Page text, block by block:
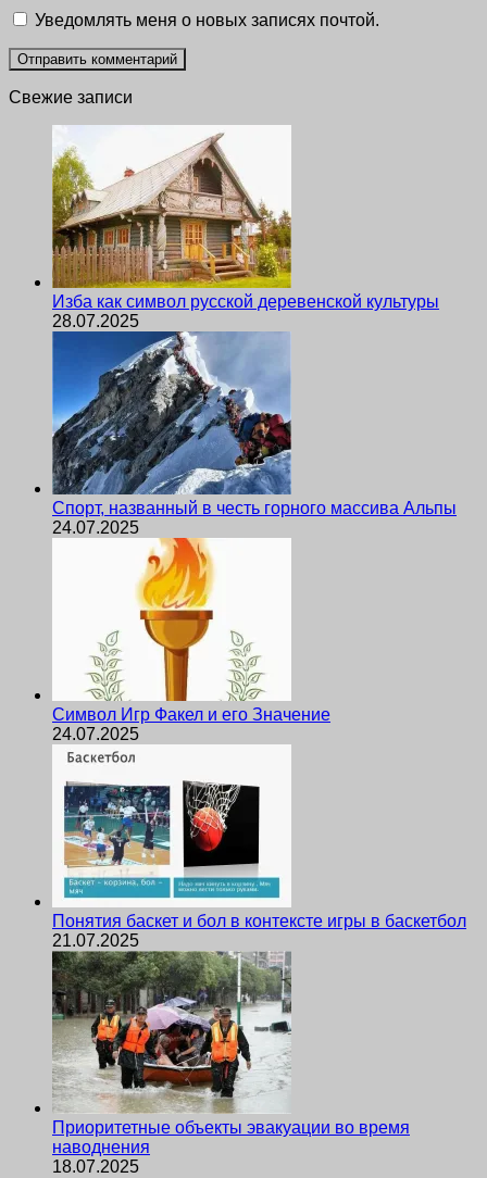
Уведомлять меня о новых записях почтой.
Свежие записи
Изба как символ русской деревенской культуры
28.07.2025
Спорт, названный в честь горного массива Альпы
24.07.2025
Символ Игр Факел и его Значение
24.07.2025
Понятия баскет и бол в контексте игры в баскетбол
21.07.2025
Приоритетные объекты эвакуации во время
наводнения
18.07.2025